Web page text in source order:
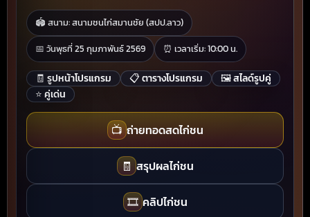
🏟 สนาม: สนามชนไก่สมานชัย (สปป.ลาว)
📅 วันพุธที่ 25 กุมภาพันธ์ 2569
⏰ เวลาเริ่ม: 10:00 น.
🧾 รูปหน้าโปรแกรม 📋 ตารางโปรแกรม
🖼️ สไลด์รูปคู่
⭐ คู่เด่น
📺 ถ่ายทอดสดไก่ชน
🧾 สรุปผลไก่ชน
🎞️ คลิปไก่ชน